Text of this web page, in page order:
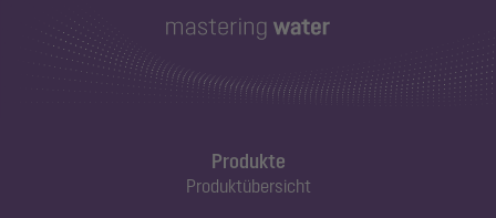
Produkte
Produktübersicht